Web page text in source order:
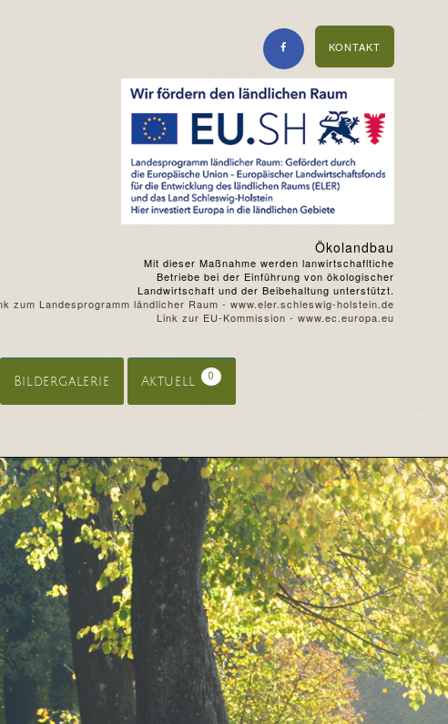
KONTAKT
Ökolandbau
Mit dieser Maßnahme werden lanwirtschafltiche
Betriebe bei der Einführung von ökologischer
Landwirtschaft und der Beibehaltung unterstützt.
zum Landesprogramm ländlicher Raum - www.eler.schleswig-holstein.de
Link zur EU-Kommission - www.ec.europa.eu
Bildergalerie Aktuell 0